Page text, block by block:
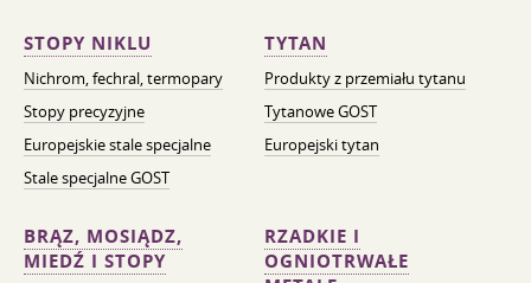
STOPY NIKLU
Nichrom, fechral, termopary
Stopy precyzyjne
Europejskie stale specjalne
Stale specjalne GOST
TYTAN
Produkty z przemiału tytanu
Tytanowe GOST
Europejski tytan
BRĄZ, MOSIĄDZ,
MIEDŹ I STOPY
RZADKIE I
OGNIOTRWAŁE